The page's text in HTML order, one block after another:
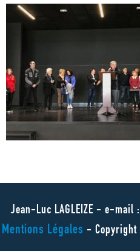
Jean-Luc LAGLEIZE - e-mail :
Mentions Légales - Copyright